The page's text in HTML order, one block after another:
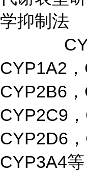
学抑制法
CYP1A2，
CYP2B6，
CYP2C9
CYP2D6
CYP3A4等